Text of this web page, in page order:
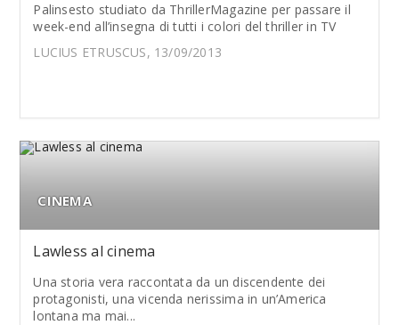
Palinsesto studiato da ThrillerMagazine per passare il
week-end all’insegna di tutti i colori del thriller in TV
LUCIUS ETRUSCUS, 13/09/2013
CINEMA
Lawless al cinema
Una storia vera raccontata da un discendente dei
protagonisti, una vicenda nerissima in un’America
lontana ma mai...